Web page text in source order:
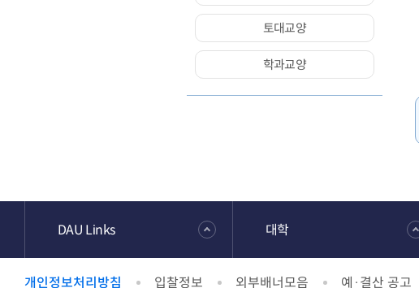
토대교양
학과교양
개인정보처리방침 입찰정보 외부배너모음 예·결산 공고
DAU Links 대학